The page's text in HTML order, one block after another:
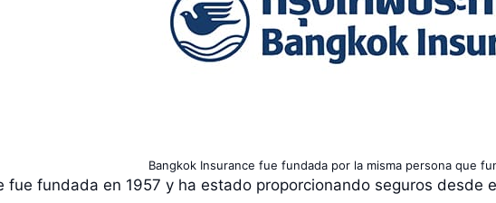
Bangkok Insurance fue fundada por la misma persona que
fue fundada en 1957 y ha estado proporcionando seguros desde